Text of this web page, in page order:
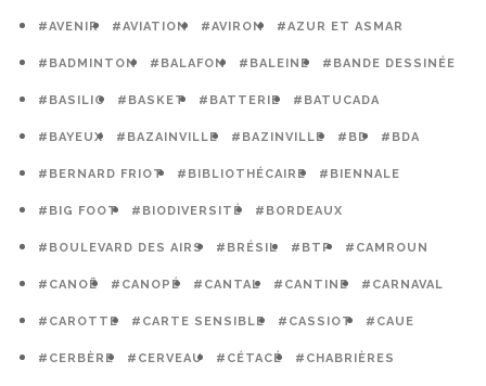
#AVENIR #AVIATION #AVIRON #AZUR ET ASMAR
#BADMINTON #BALAFON #BALEINE #BANDE DESSINÉE
#BASILIC #BASKET #BATTERIE #BATUCADA
#BAYEUX #BAZAINVILLE #BAZINVILLE #BD #BDA
#BERNARD FRIOT #BIBLIOTHÉCAIRE #BIENNALE
#BIG FOOT #BIODIVERSITÉ #BORDEAUX
#BOULEVARD DES AIRS #BRÉSIL #BTP #CAMROUN
#CANOË #CANOPÉ #CANTAL #CANTINE #CARNAVAL
#CAROTTE #CARTE SENSIBLE #CASSIOT #CAUE
#CERBÈRE #CERVEAU #CÉTACÉ #CHABRIÈRES